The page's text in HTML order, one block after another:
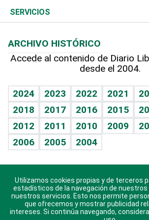
Resto del mundo
Economía personal
Podcast Arte Libre
Hablando con el pediatra
Vida y familia
Eñe
Celebrando la vida
Sin complejos
En pocas palabras
Escuchando al corazón
Economía Personal
Más deportes
Línea de hit
TBT Deportivo
Columnistas
Cambio climático
Opinión
Hecho en casa
Guía del dinero
SERVICIOS
Cumpleaños
Horóscopos
Crucigramas
ARCHIVO HISTÓRICO
Accede al contenido de Diario
desde el 2004.
2024 2023 2022 2021
2018
2017 2016 2015
2012
2011 2010 2009
2006
2005 2004
Descarga nuestras aplicaciones
sistema Huawei.
Utilizamos cookies propias y de terceros
estadísticos de la navegación de nuestros
nuestros servicios. Esto nos permite
que ofrecemos y mostrar publicidad
intereses. Si continúa navegando,